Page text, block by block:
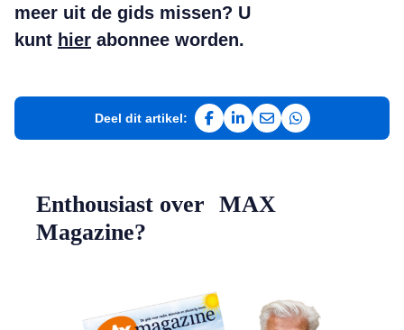
meer uit de gids missen? U
kunt hier abonnee worden.
Deel dit artikel:
Deel op Facebook
Deel op LinkedIn
Deel via e-mail
Deel via
Enthousiast over MAX
Magazine?